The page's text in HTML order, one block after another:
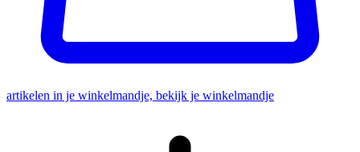
artikelen in je winkelmandje, bekijk je winkelmandje